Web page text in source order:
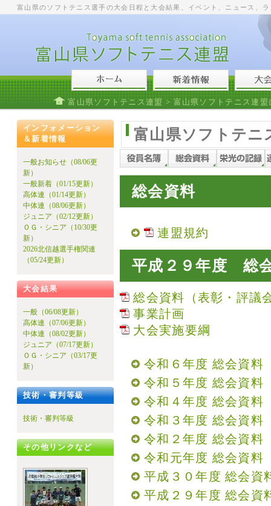
富山県のソフトテニス選手の大会日程と大会結果、イベント、ニュース、
富山県ソフトテニス連盟 > 富山県ソフトテニス連盟
インフォメーション
＆新着情報
一般お知らせ（08/06更
新）
一般新着（01/15更新）
高体連（01/14更新）
中体連（08/06更新）
ジュニア（02/12更新）
ＯＧ・シニア（10/30更
新）
2026北信越選手権関連
（05/24更新）
大会結果
一般（06/08更新）
高体連（07/06更新）
中体連（08/02更新）
ジュニア（07/17更新）
ＯＧ・シニア（03/17更
新）
技術・審判等級
技術・審判等級
その他リンクなど
富山県ソフトテニ
総会資料
連盟規約
平成２９年度 総
総会資料（表彰・評議
事業計画
大会実施要綱
令和６年度 総会資料
令和５年度 総会資料
令和４年度 総会資料
令和３年度 総会資料
令和２年度 総会資料
令和元年度 総会資料
平成３０年度 総会資
平成２９年度 総会資